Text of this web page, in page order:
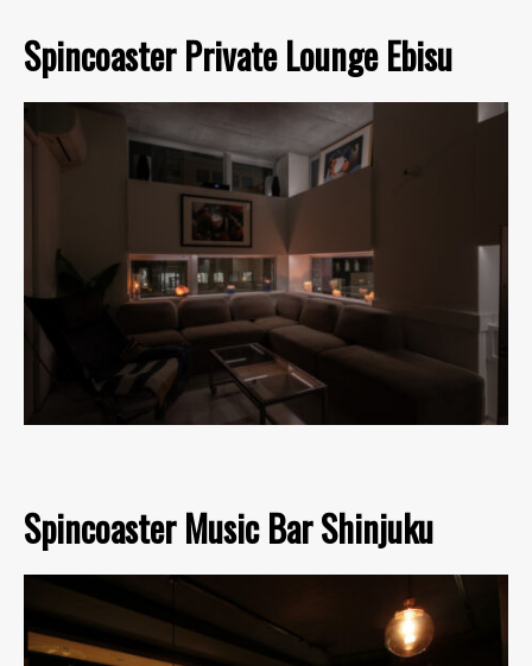
Spincoaster Private Lounge Ebisu
Spincoaster Music Bar Shinjuku